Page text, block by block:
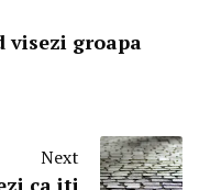
visezi groapa
Next
ca iti